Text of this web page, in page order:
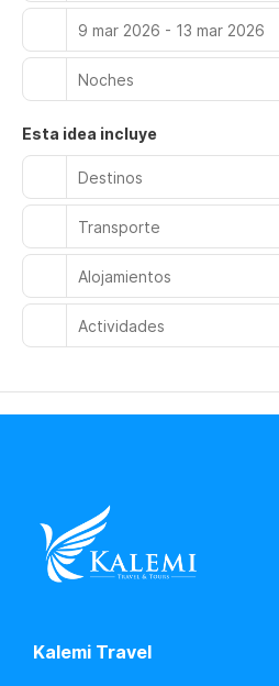
9 mar 2026 - 13 mar 2026
Noches
Esta idea incluye
Destinos
Transporte
Alojamientos
Actividades
Kalemi Travel